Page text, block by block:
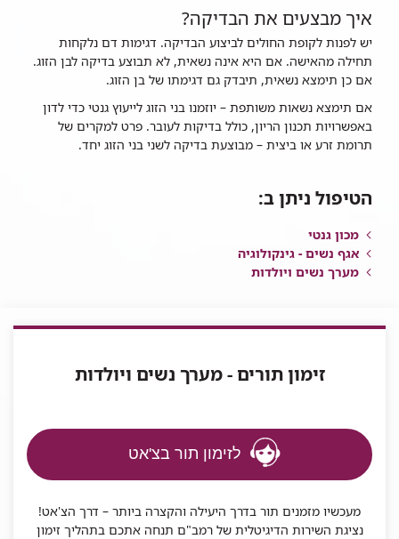
איך מבצעים את הבדיקה?
יש לפנות לקופת החולים לביצוע הבדיקה. דגימות דם נלקחות
תחילה מהאישה. אם היא אינה נשאית, לא תבוצע בדיקה לבן הזוג.
אם כן תימצא נשאית, תיבדק גם דגימתו של בן הזוג.
אם תימצא נשאות משותפת – יוזמנו בני הזוג לייעוץ גנטי כדי לדון
באפשרויות תכנון הריון, כולל בדיקות לעובר. פרט למקרים של
תרומת זרע או ביצית – מבוצעת בדיקה לשני בני הזוג יחד.
הטיפול ניתן ב:
מכון גנטי
אגף נשים - גינקולוגיה
מערך נשים ויולדות
זימון תורים - מערך נשים ויולדות
לזימון תור בצ'אט
מעכשיו מזמנים תור בדרך היעילה והקצרה ביותר – דרך הצ'אט!
נציגת השירות הדיגיטלית של רמב"ם תנחה אתכם בתהליך זימון